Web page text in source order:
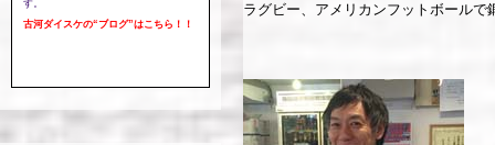
す。
古河ダイスケの“ブログ”はこちら！！
ラグビー、アメリカンフットボール